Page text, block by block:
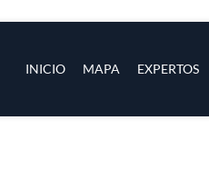
INICIO MAPA EXPERTOS